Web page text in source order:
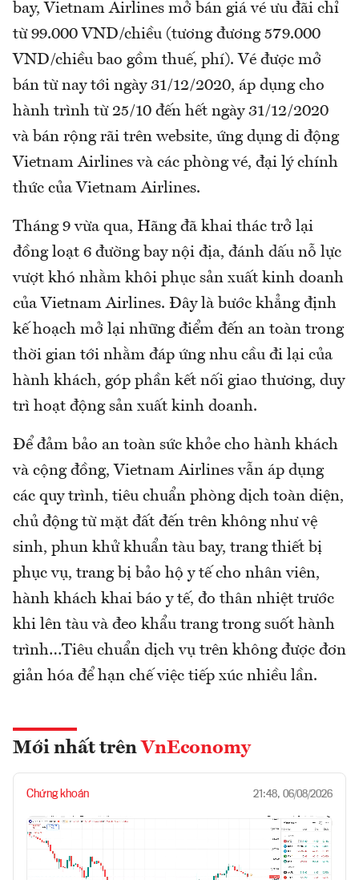
bay, Vietnam Airlines mở bán giá vé ưu đãi chỉ
từ 99.000 VND/chiều (tương đương 579.000
VND/chiều bao gồm thuế, phí). Vé được mở
bán từ nay tới ngày 31/12/2020, áp dụng cho
hành trình từ 25/10 đến hết ngày 31/12/2020
và bán rộng rãi trên website, ứng dụng di động
Vietnam Airlines và các phòng vé, đại lý chính
thức của Vietnam Airlines.
Tháng 9 vừa qua, Hãng đã khai thác trở lại
đồng loạt 6 đường bay nội địa, đánh dấu nỗ lực
vượt khó nhằm khôi phục sản xuất kinh doanh
của Vietnam Airlines. Đây là bước khẳng định
kế hoạch mở lại những điểm đến an toàn trong
thời gian tới nhằm đáp ứng nhu cầu đi lại của
hành khách, góp phần kết nối giao thương, duy
trì hoạt động sản xuất kinh doanh.
Để đảm bảo an toàn sức khỏe cho hành khách
và cộng đồng, Vietnam Airlines vẫn áp dụng
các quy trình, tiêu chuẩn phòng dịch toàn diện,
chủ động từ mặt đất đến trên không như vệ
sinh, phun khử khuẩn tàu bay, trang thiết bị
phục vụ, trang bị bảo hộ y tế cho nhân viên,
hành khách khai báo y tế, đo thân nhiệt trước
khi lên tàu và đeo khẩu trang trong suốt hành
trình…Tiêu chuẩn dịch vụ trên không được đơn
giản hóa để hạn chế việc tiếp xúc nhiều lần.
Mới nhất trên VnEconomy
Chứng khoán 21:48, 06/08/2026